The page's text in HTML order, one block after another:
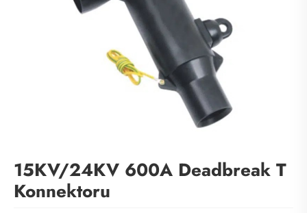
15KV/24KV 600A Deadbreak T
Konnektoru